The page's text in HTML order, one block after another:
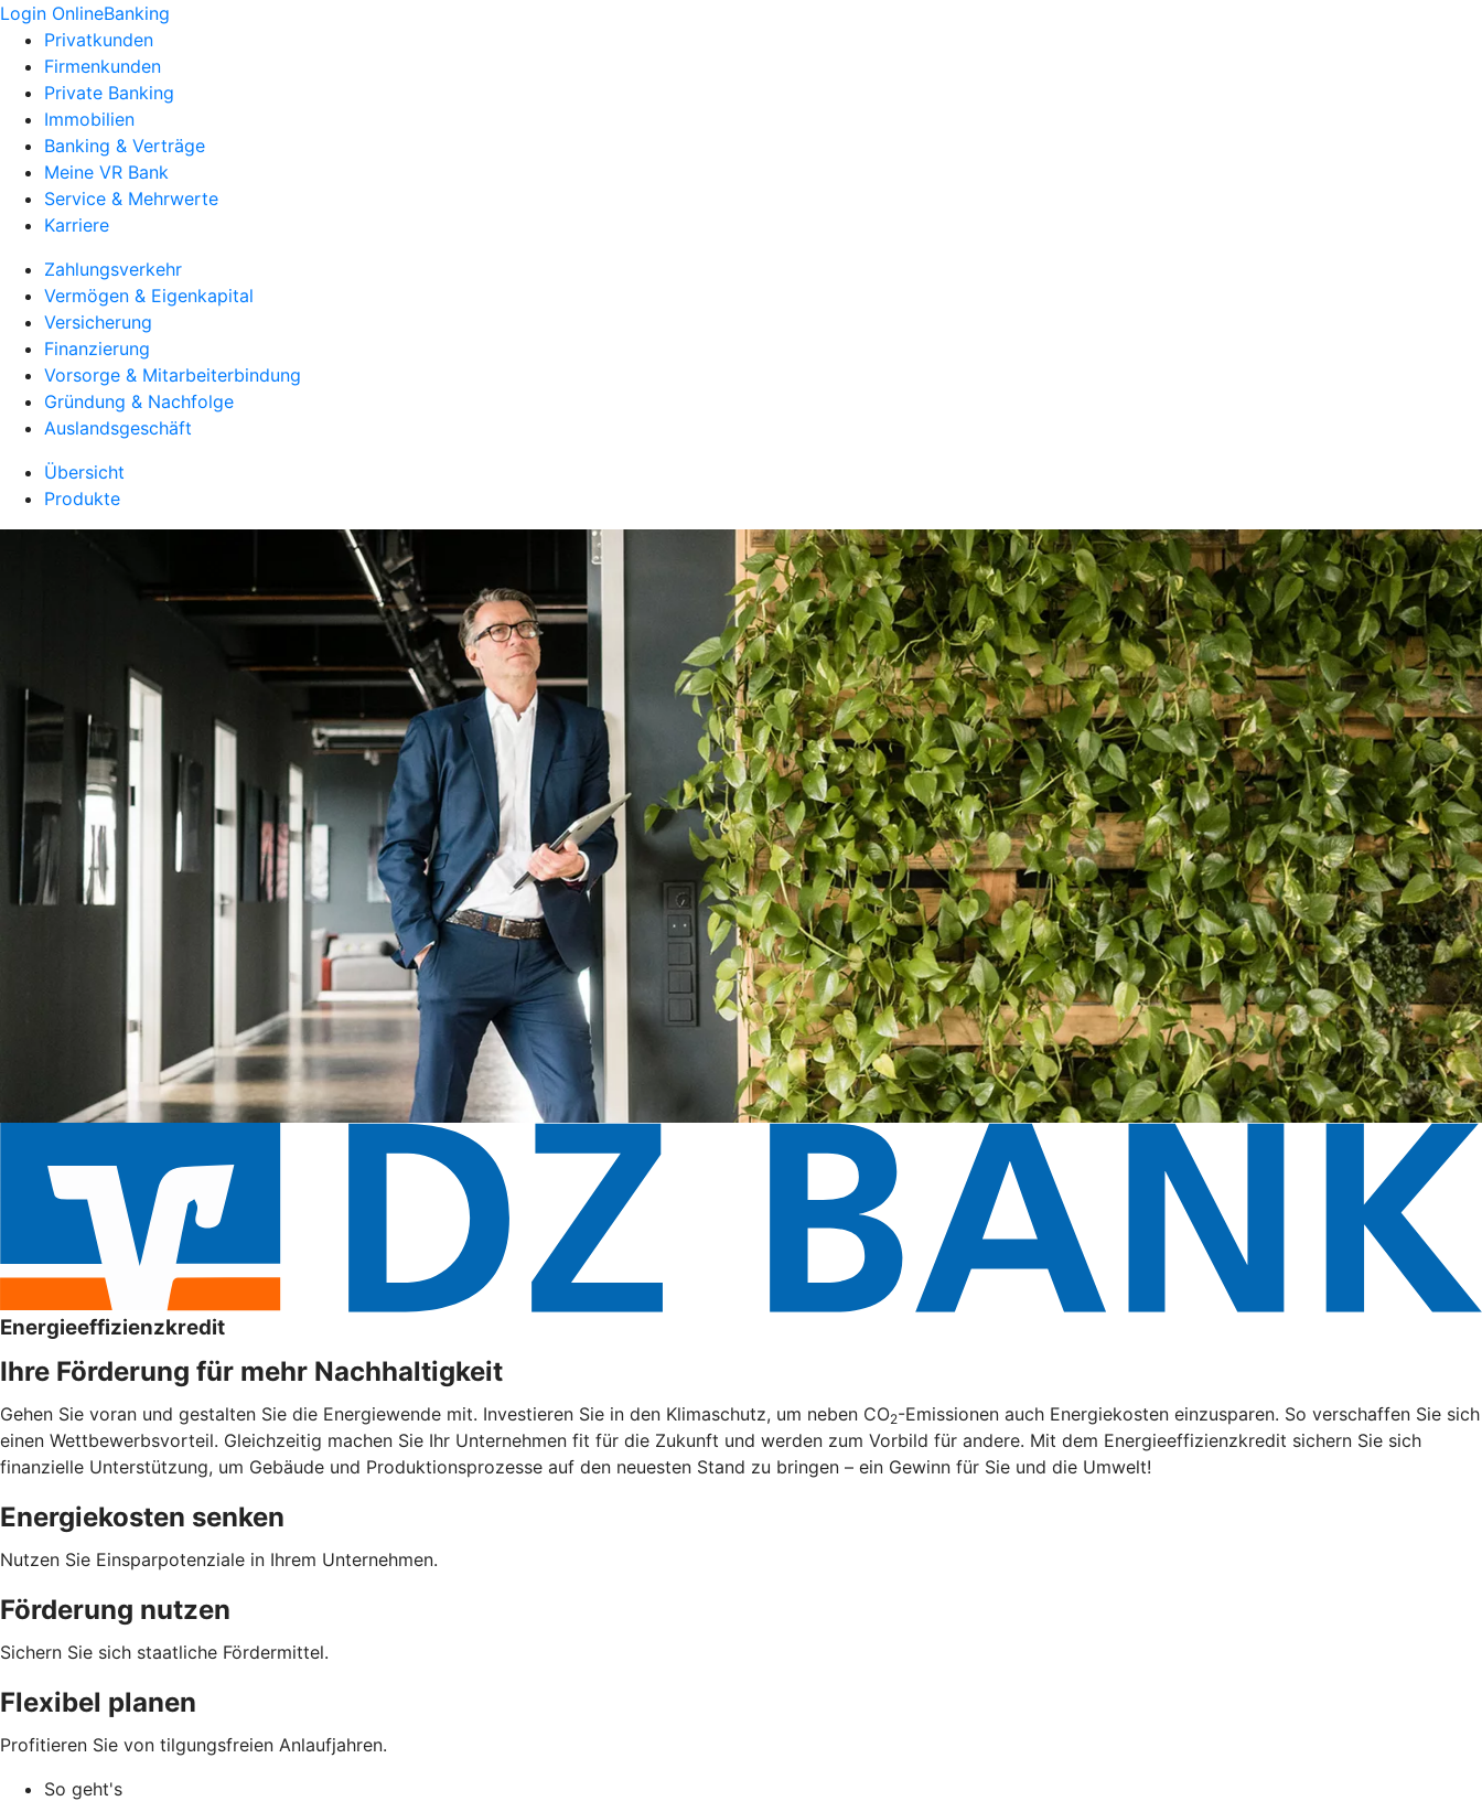
Login OnlineBanking
Privatkunden
Firmenkunden
Private Banking
Immobilien
Banking & Verträge
Meine VR Bank
Service & Mehrwerte
Karriere
Zahlungsverkehr
Vermögen & Eigenkapital
Versicherung
Finanzierung
Vorsorge & Mitarbeiterbindung
Gründung & Nachfolge
Auslandsgeschäft
Übersicht
Produkte
Energieeffizienzkredit
Ihre Förderung für mehr Nachhaltigkeit
Gehen Sie voran und gestalten Sie die Energiewende mit. Investieren Sie in den Klimaschutz, um neben CO2-Emissionen auch Energiekosten einzusparen. So verschaffen Sie sich
einen Wettbewerbsvorteil. Gleichzeitig machen Sie Ihr Unternehmen fit für die Zukunft und werden zum Vorbild für andere. Mit dem Energieeffizienzkredit sichern Sie sich
finanzielle Unterstützung, um Gebäude und Produktionsprozesse auf den neuesten Stand zu bringen – ein Gewinn für Sie und die Umwelt!
Energiekosten senken
Nutzen Sie Einsparpotenziale in Ihrem Unternehmen.
Förderung nutzen
Sichern Sie sich staatliche Fördermittel.
Flexibel planen
Profitieren Sie von tilgungsfreien Anlaufjahren.
So geht's